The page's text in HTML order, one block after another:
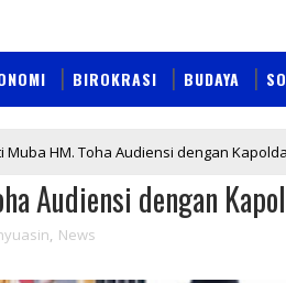
BIROKRASI BUDAYA
Muba HM. Toha Audiensi dengan
Audiensi dengan
, News